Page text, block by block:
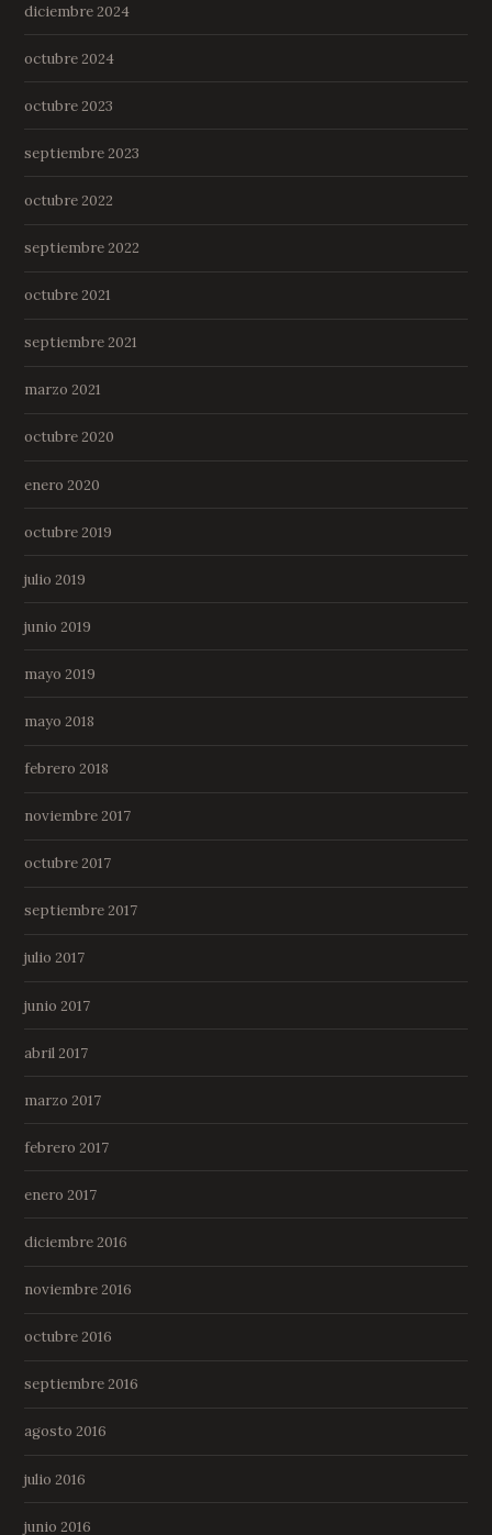
diciembre 2024
octubre 2024
octubre 2023
septiembre 2023
octubre 2022
septiembre 2022
octubre 2021
septiembre 2021
marzo 2021
octubre 2020
enero 2020
octubre 2019
julio 2019
junio 2019
mayo 2019
mayo 2018
febrero 2018
noviembre 2017
octubre 2017
septiembre 2017
julio 2017
junio 2017
abril 2017
marzo 2017
febrero 2017
enero 2017
diciembre 2016
noviembre 2016
octubre 2016
septiembre 2016
agosto 2016
julio 2016
junio 2016